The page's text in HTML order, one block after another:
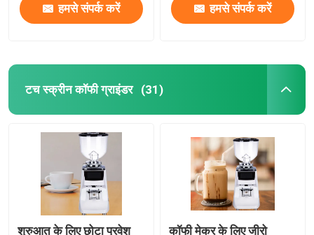
हमसे संपर्क करें हमसे संपर्क करें
टच स्क्रीन कॉफी ग्राइंडर (31)
शुरुआत के लिए छोटा प्रवेश
कॉफी मेकर के लिए जीरो